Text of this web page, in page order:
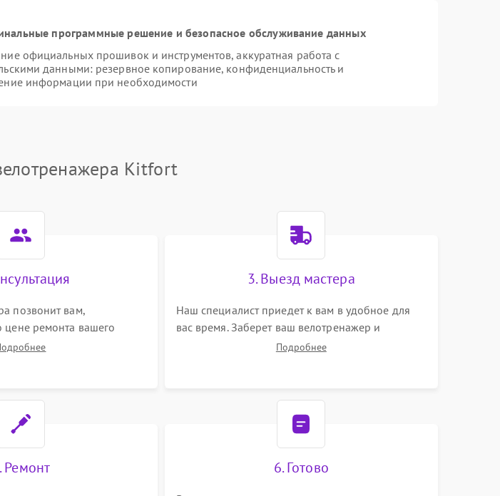
программные решение и безопасное обслуживание данных
официальных прошивок и инструментов, аккуратная работа с
данными: резервное копирование, конфиденциальность и
информации при необходимости
Kitfort
позвонит вам,
цене ремонта вашего
ответит на все ваши
3. Выезд мастера
Наш специалист приедет к вам в удобное для
вас время. Заберет ваш велотренажер и
привезет на склад для диагностики.
Подробнее
Ремонт 6. Готово